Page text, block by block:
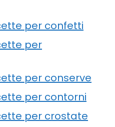
per confetti
per
per conserve
per contorni
per crostate